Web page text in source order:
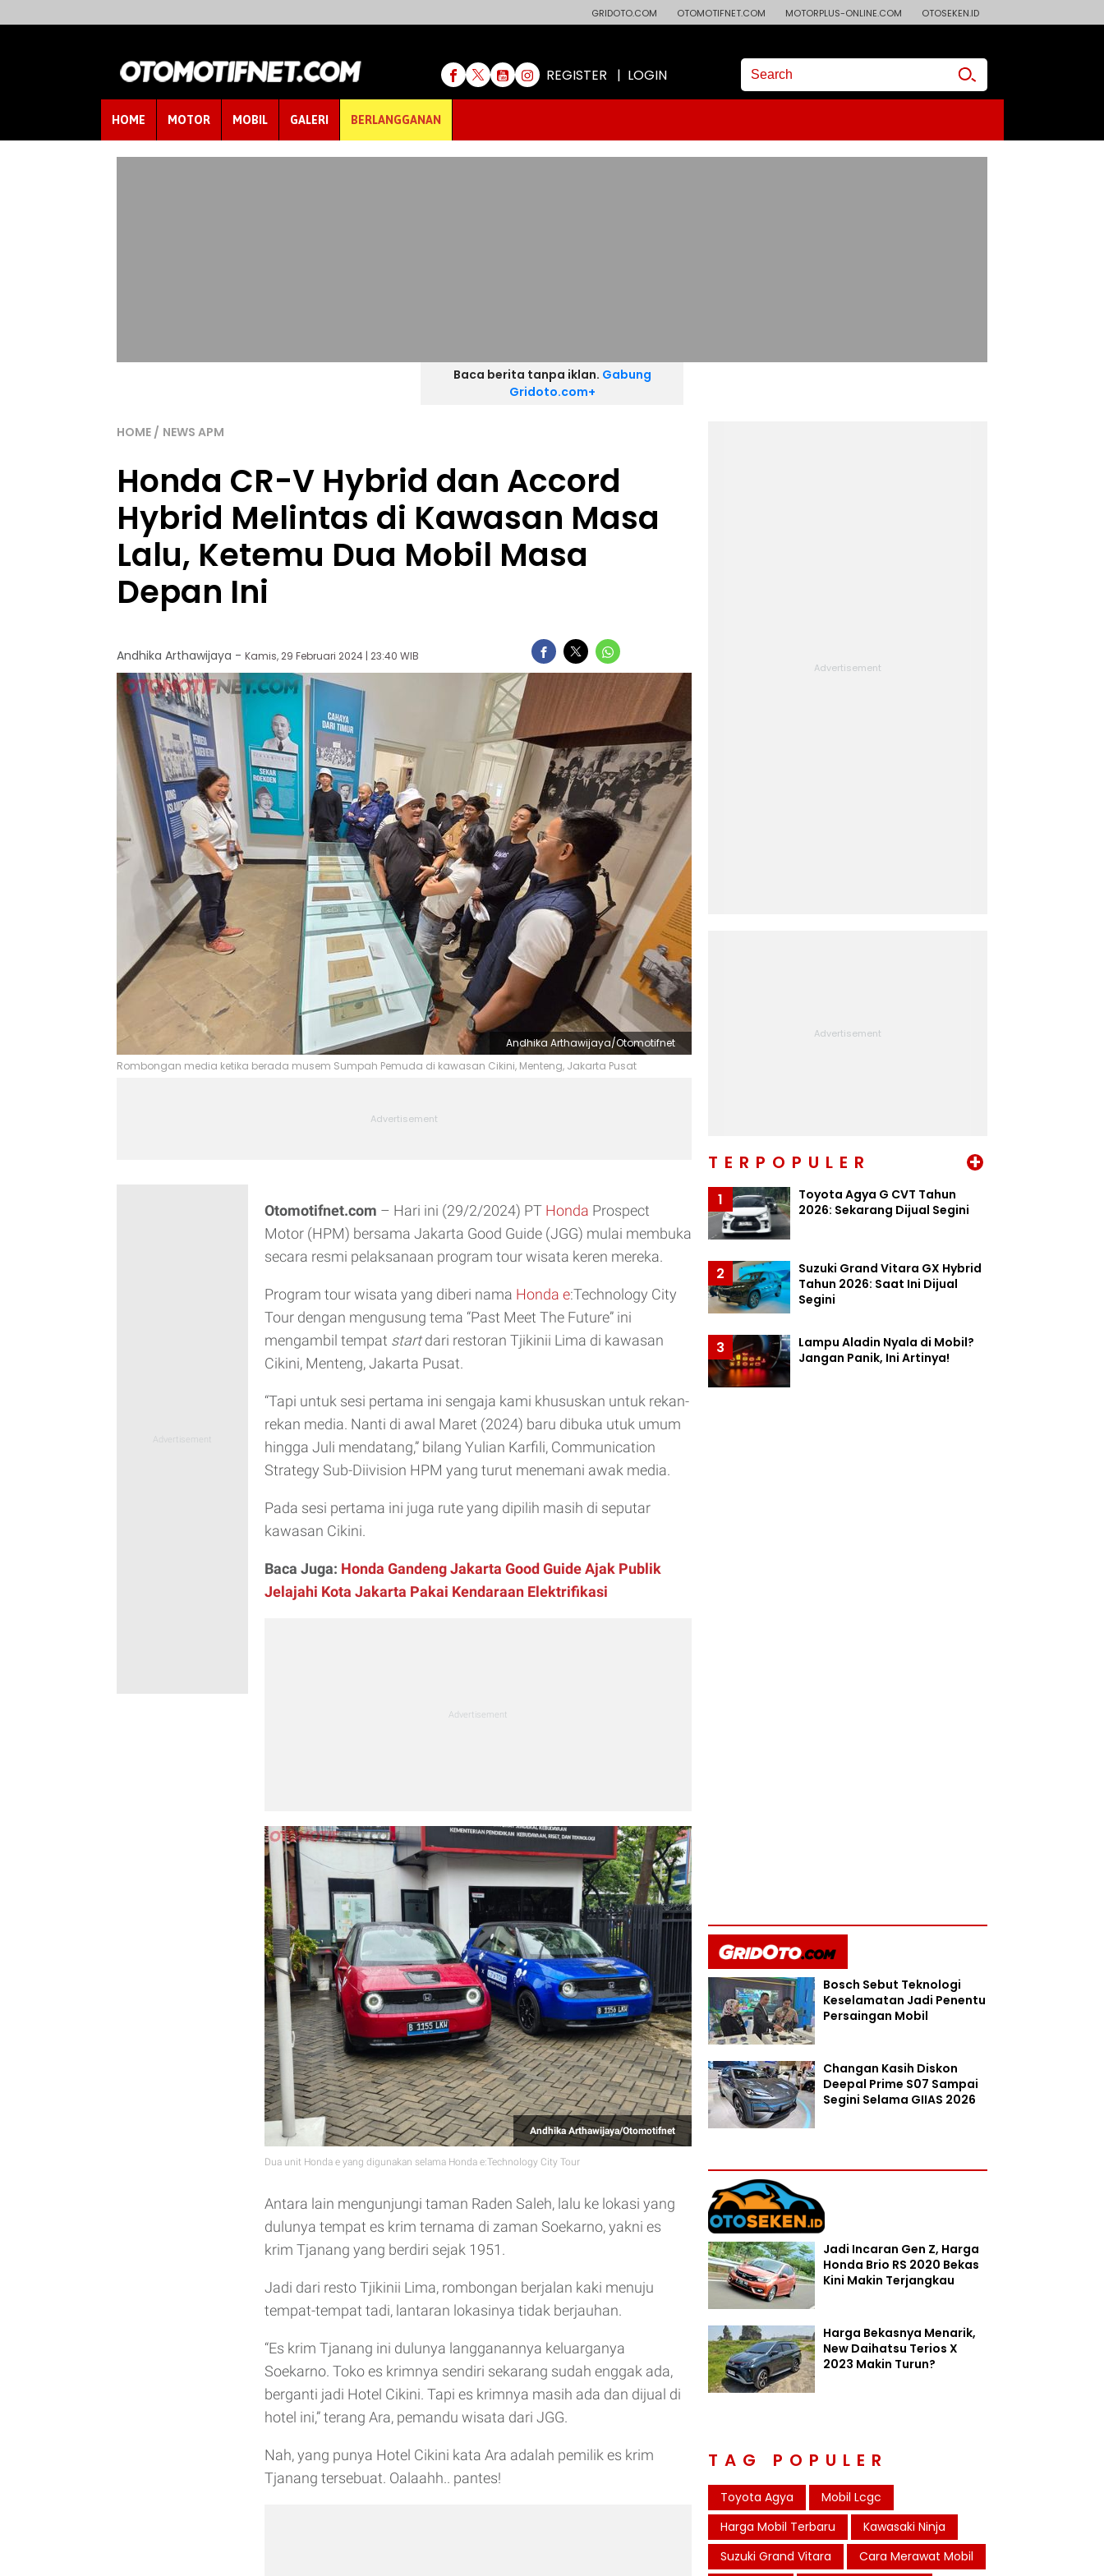
GRIDOTO.COM OTOMOTIFNET.COM MOTORPLUS-ONLINE.COM OTOSEKEN.ID
REGISTER | LOGIN
HOME MOTOR MOBIL GALERI BERLANGGANAN
Baca berita tanpa iklan. Gabung
Gridoto.com+
HOME NEWS APM
Honda CR-V Hybrid dan Accord
Hybrid Melintas di Kawasan Masa
Lalu, Ketemu Dua Mobil Masa
Depan Ini
Andhika Arthawijaya - Kamis, 29 Februari 2024 | 23:40 WIB
Andhika Arthawijaya/Otomotifnet
Rombongan media ketika berada musem Sumpah Pemuda di kawasan Cikini, Menteng, Jakarta Pusat
Otomotifnet.com – Hari ini (29/2/2024) PT Honda Prospect
Motor (HPM) bersama Jakarta Good Guide (JGG) mulai membuka
secara resmi pelaksanaan program tour wisata keren mereka.
Program tour wisata yang diberi nama Honda e:Technology City
Tour dengan mengusung tema “Past Meet The Future” ini
mengambil tempat startdari restoran Tjikinii Lima di kawasan
Cikini, Menteng, Jakarta Pusat.
“Tapi untuk sesi pertama ini sengaja kami khususkan untuk rekan-
rekan media. Nanti di awal Maret (2024) baru dibuka utuk umum
hingga Juli mendatang,” bilang Yulian Karfili, Communication
Strategy Sub-Diivision HPM yang turut menemani awak media.
Pada sesi pertama ini juga rute yang dipilih masih di seputar
kawasan Cikini.
Baca Juga: Honda Gandeng Jakarta Good Guide Ajak Publik
Jelajahi Kota Jakarta Pakai Kendaraan Elektrifikasi
Andhika Arthawijaya/Otomotifnet
Dua unit Honda e yang digunakan selama Honda e:Technology City Tour
Antara lain mengunjungi taman Raden Saleh, lalu ke lokasi yang
dulunya tempat es krim ternama di zaman Soekarno, yakni es
krim Tjanang yang berdiri sejak 1951.
Jadi dari resto Tjikinii Lima, rombongan berjalan kaki menuju
tempat-tempat tadi, lantaran lokasinya tidak berjauhan.
“Es krim Tjanang ini dulunya langganannya keluarganya
Soekarno. Toko es krimnya sendiri sekarang sudah enggak ada,
berganti jadi Hotel Cikini. Tapi es krimnya masih ada dan dijual di
hotel ini,” terang Ara, pemandu wisata dari JGG.
Nah, yang punya Hotel Cikini kata Ara adalah pemilik es krim
Tjanang tersebuat. Oalaahh.. pantes!
TERPOPULER +
1
Toyota Agya G CVT Tahun
2026: Sekarang Dijual Segini
2
Suzuki Grand Vitara GX Hybrid
Tahun 2026: Saat Ini Dijual
Segini
3
Lampu Aladin Nyala di Mobil?
Jangan Panik, Ini Artinya!
Bosch Sebut Teknologi
Keselamatan Jadi Penentu
Persaingan Mobil
Changan Kasih Diskon
Deepal Prime S07 Sampai
Segini Selama GIIAS 2026
Jadi Incaran Gen Z, Harga
Honda Brio RS 2020 Bekas
Kini Makin Terjangkau
Harga Bekasnya Menarik,
New Daihatsu Terios X
2023 Makin Turun?
TAG POPULER
Toyota Agya
Mobil Lcgc
Harga Mobil Terbaru
Kawasaki Ninja
Suzuki Grand Vitara
Cara Merawat Mobil